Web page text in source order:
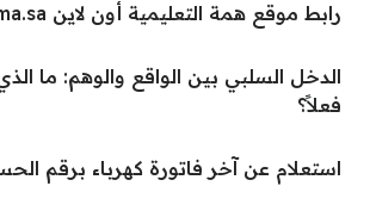
رابط موقع همة التعليمية أون لاين hemma.sa
الدخل السلبي بين الواقع والوهم: ما
فعلاً؟
استعلام عن آخر فاتورة كهرباء برقم